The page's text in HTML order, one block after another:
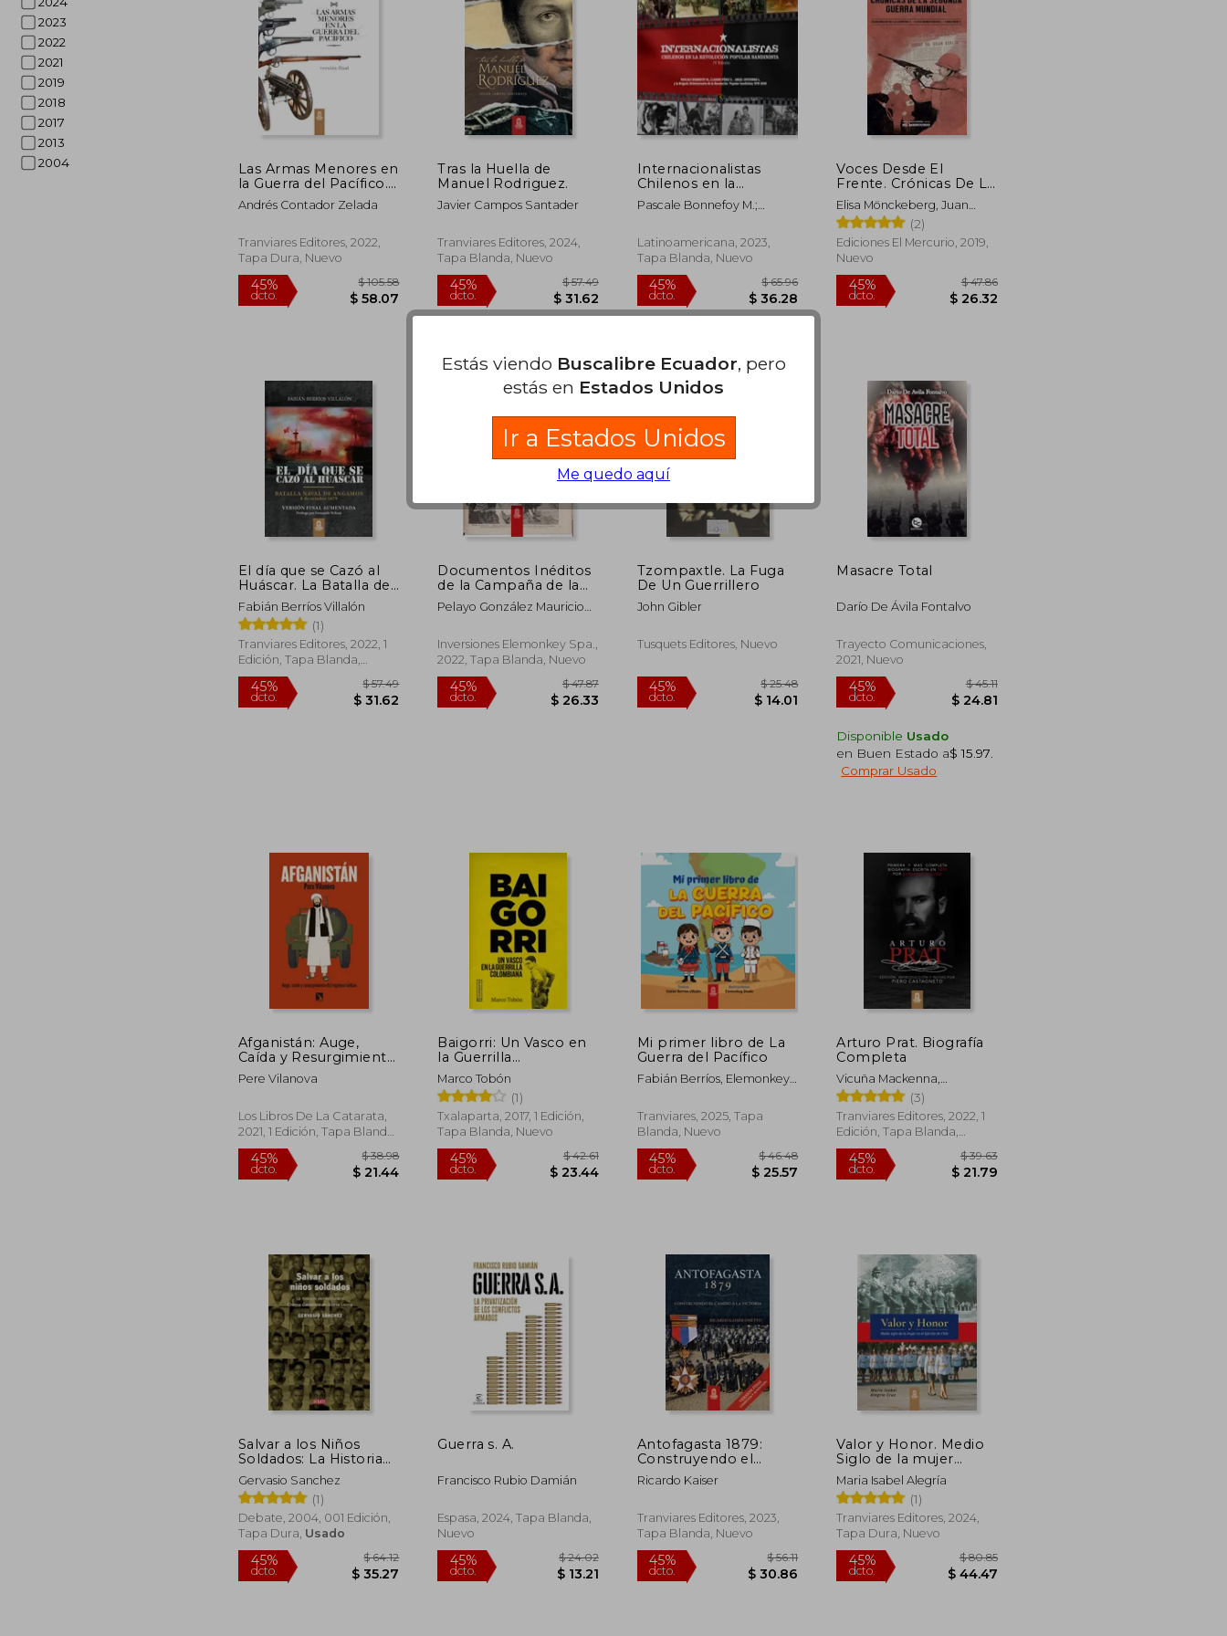
2023
2022
2021
2019
2018
2017
2013
2004
45%
dcto.
45%
dcto.
$ 51.39 45%
dcto. $ 25.36
45%
dcto.
Las Armas Menores en
la Guerra del Pacífico.
FULL COLOR, Version
final
Andrés Contador Zelada
Tranviares Editores, 2022,
Tapa Dura, Nuevo
45%
dcto. $ 58.07
Tras la Huella de
Manuel Rodriguez.
Javier Campos Santader
Tranviares Editores, 2024,
Tapa Blanda, Nuevo
dcto. $ 31.62
Internacionalistas
Chilenos en la
Revolución Popular
Sandinista
Pascale Bonnefoy M.;
Spotorno L.
Latinoamericana, 2023,
Tapa Blanda, Nuevo
dcto.
$ 65.96
$ 36.28
Voces Desde El
Frente. Crónicas De La
Segunda Guerra
Mundial
Elisa Mönckeberg, Juan
Ignacio De La Carrera Y
Fabio Neri
(2)
Ediciones El Mercurio, 2019,
Nuevo
45%
dcto.
El día que se Cazó al
Huáscar. La Batalla de
Angamos. Versión
Final
Fabián Berríos Villalón
(1)
Tranviares Editores, 2022, 1
Edición, Tapa Blanda,
Nuevo
45%
dcto.
Documentos Inéditos
de la Campaña de la
Sierra
Pelayo González Mauricio
Inversiones Elemonkey Spa.,
2022, Tapa Blanda, Nuevo
45%
dcto.
$ 47.87
$ 26.33
Tzompaxtle. La Fuga
De Un Guerrillero
John Gibler
Tusquets Editores, Nuevo
45%
dcto. $ 14.01
Masacre Total
Darío De Ávila Fontalvo
Trayecto Comunicaciones,
2021, Nuevo
45%
dcto.
Disponible Usado
en Buen Estado a$ 15.97
Comprar Usado
Afganistán: Auge,
Caída y Resurgimiento
del Régimen Talibán:
866 (Mayor)
Pere Vilanova
Los Libros De La Catarata,
2021, 1 Edición, Tapa Blanda,
Nuevo
45%
dcto. $ 21.44
Baigorri: Un Vasco en
la Guerrilla
Colombiana (Orreaga)
Marco Tobón
(1)
Txalaparta, 2017, 1 Edición,
Tapa Blanda, Nuevo
dcto.
$ 42.61
$ 23.44
Mi primer libro de La
Guerra del Pacífico
Fabián Berríos, Elemonkey
Tranviares, 2025, Tapa
Blanda, Nuevo
45% $ 46.48
$ 25.57
Arturo Prat. Biografía
Completa
Vicuña Mackenna,
Bernardo
(3)
Tranviares Editores, 2022, 1
Edición, Tapa Blanda,
Nuevo
45%
dcto.
Salvar a los Niños
Soldados: La Historia
del Misionero Chema
Caballero en Sierra
Leona (Crónica y
Periodismo)
Gervasio Sanchez
(1)
Debate, 2004, 001 Edición,
Tapa Dura, Usado
Guerra s. A.
Francisco Rubio Damián
Espasa, 2024, Tapa Blanda,
Nuevo
Antofagasta 1879:
Construyendo el
camino a la victoria
Ricardo Kaiser
Tranviares Editores, 2023,
Tapa Blanda, Nuevo
Valor y Honor. Medio
Siglo de la mujer
militar en el Ejército
de Chile. FULL COLOR
Maria Isabel Alegría
(1)
Tranviares Editores, 2024,
Tapa Dura, Nuevo
Estás viendo Buscalibre Ecuador, pero
estás en Estados Unidos
Ir a Estados Unidos
Me quedo aquí